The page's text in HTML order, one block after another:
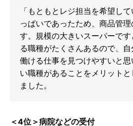
「もともとレジ担当を希望し
っぱいであったため、商品管
す。規模の大きいスーパーで
る職種がたくさんあるので、
働ける仕事を見つけやすいと
い職種があることをメリット
ました。
＜4位＞病院などの受付